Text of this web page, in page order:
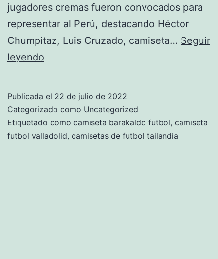
jugadores cremas fueron convocados para
representar al Perú, destacando Héctor
Chumpitaz, Luis Cruzado, camiseta… Seguir
leyendo
De
Futbol
2022
Publicada el 22 de julio de 2022
Categorizado como Uncategorized
Etiquetado como camiseta barakaldo futbol, camiseta
futbol valladolid, camisetas de futbol tailandia